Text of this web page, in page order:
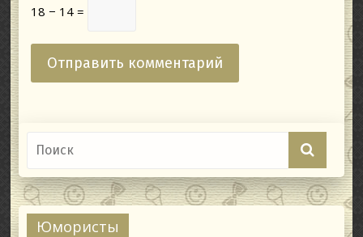
18 − 14 =
Юмористы